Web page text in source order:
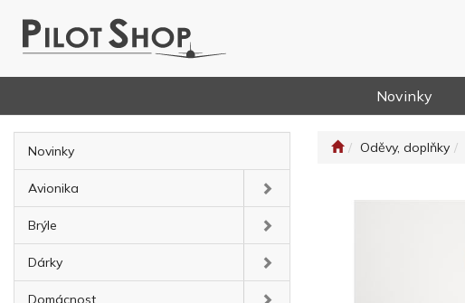
Novinky
Novinky
Avionika
Brýle
Dárky
Domácnost
Oděvy, doplňky